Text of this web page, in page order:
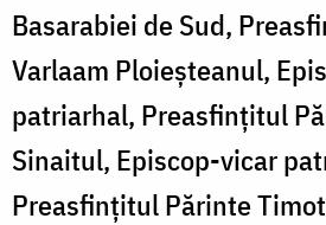
Basarabiei de Sud,
Varlaam Ploieşteanul,
patriarhal, Preasfințitul
Sinaitul, Episcop-vicar
Preasfințitul Părinte